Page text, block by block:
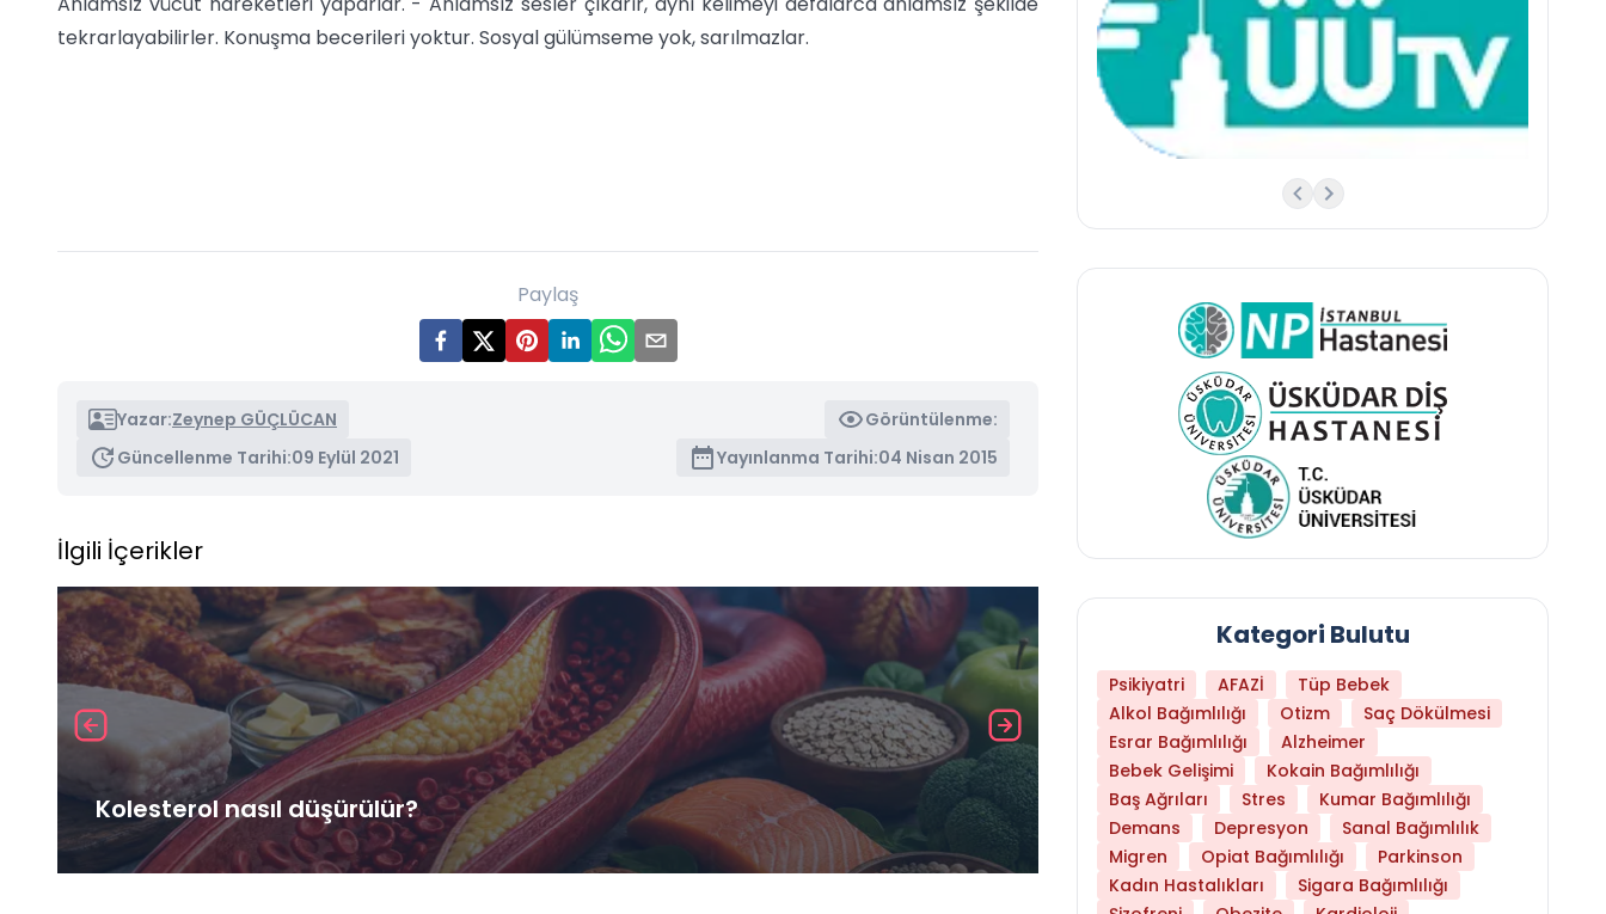
tekrarlayabilirler. Konuşma becerileri yoktur. Sosyal gülümseme yok, sarılmazlar.
Paylaş
Yazar:Zeynep GÜÇLÜCAN
Görüntülenme:
Güncellenme Tarihi:09 Eylül 2021 Yayınlanma Tarihi:04 Nisan 2015
İlgili İçerikler
Kolesterol nasıl düşürülür? Daha Az Protein Tüketmek Yaşlanmayı
Kategori Bulutu
Psikiyatri AFAZİ
Tüp Bebek
Alkol Bağımlılığı
Otizm
Saç Dökülmesi
Esrar Bağımlılığı
Alzheimer
Bebek Gelişimi
Kokain Bağımlılığı
Baş Ağrıları
Stres
Kumar Bağımlılığı
Demans
Depresyon
Sanal Bağımlılık
Migren
Opiat Bağımlılığı
Parkinson
Kadın Hastalıkları
Sigara Bağımlılığı